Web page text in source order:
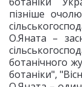
пізніше
О.Яната –
ботанічного
ботаніки",